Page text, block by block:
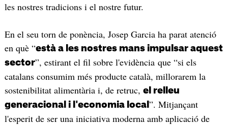
les nostres tradicions i el nostre futur.
En el seu torn de ponència, Josep Garcia ha parat atenció
en què “està a les nostres mans impulsar aquest
sector”, estirant el fil sobre l'evidència que “si els
catalans consumim més producte català, millorarem la
sostenibilitat alimentària i, de retruc, el relleu
generacional i l'economia local ”. Mitjançant
l'esperit de ser una iniciativa moderna amb aplicació de